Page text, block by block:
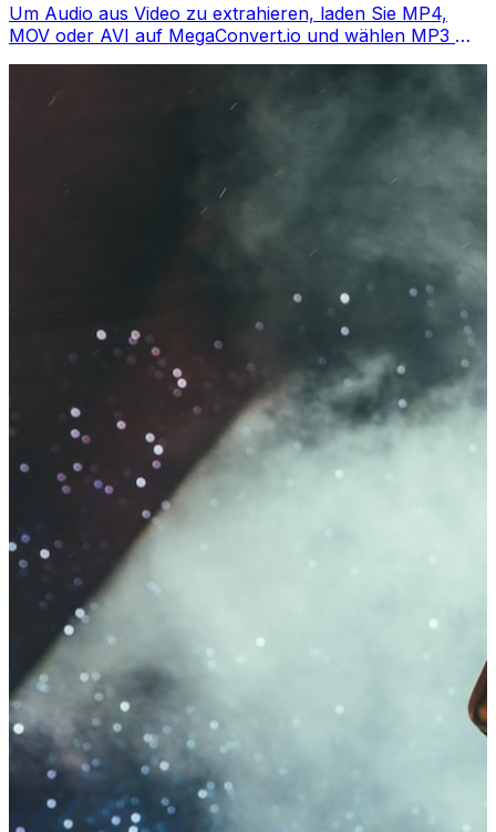
Um Audio aus Video zu extrahieren, laden Sie MP4,
MOV oder AVI auf MegaConvert.io und wählen MP3 —